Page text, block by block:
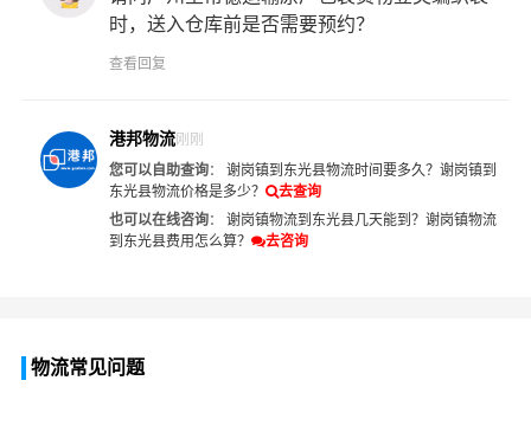
时，送入仓库前是否需要预约？
查看回复
港邦物流刚刚
您可以自助查询： 谢岗镇到东光县物流时间要多久？ 谢岗镇到
东光县物流价格是多少？
去查询
也可以在线咨询： 谢岗镇物流到东光县几天能到？ 谢岗镇物流
到东光县费用怎么算？
去咨询
物流常见问题